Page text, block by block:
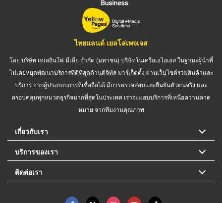
ไทยแลนด์ เยลโล่เพจเจส
โดย บริษัท เทเลอินโฟ มีเดีย จำกัด (มหาชน) บริษัทในเครือเอไอเอส ในฐานะผู้นำที่
ไม่เคยหยุดพัฒนาบริการที่ดีที่สุดด้านดิจิทัล มาร์เก็ตติ้ง ผ่านเว็บไซต์รวมสินค้าและ
บริการ จากผู้ประกอบการที่เชื่อถือได้ มีการตรวจสอบและยืนยันตัวตนจริง และ
ครอบคลุมทุกหมวดธุรกิจมากที่สุดในประเทศ เราจะมอบบริการที่เหนือความคาด
หมาย จากทีมงานคุณภาพ
เกี่ยวกับเรา
บริการของเรา
ติดต่อเรา